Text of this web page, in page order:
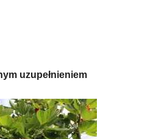
uzupełnieniem